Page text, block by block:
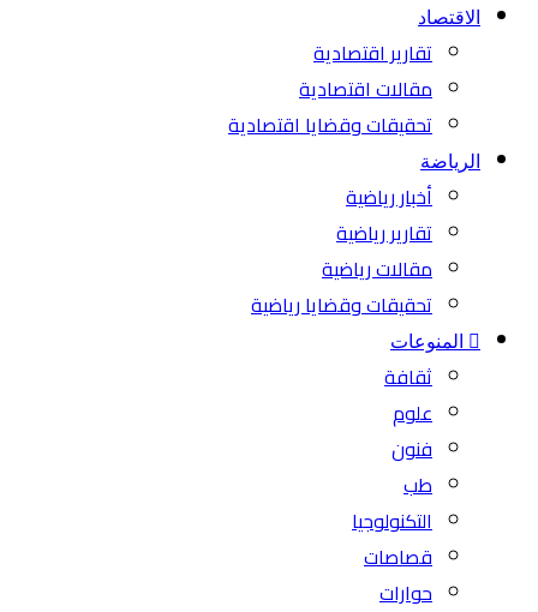
الاقتصاد
تقارير اقتصادية
مقالات اقتصادية
تحقيقات وقضايا اقتصادية
الرياضة
أخبار رياضية
تقارير رياضية
مقالات رياضية
تحقيقات وقضايا رياضية
المنوعات
ثقافة
علوم
فنون
طب
التكنولوجيا
قصاصات
حوارات